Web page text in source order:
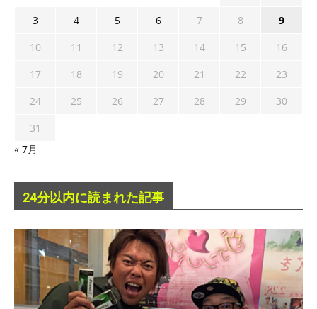
3 4 5 6 7 8
9
10
11 12 13 14 15
16
17
18 19 20 21 22
23
24
25 26 27 28 29
30
31
« 7月
24分以内に読まれた記事